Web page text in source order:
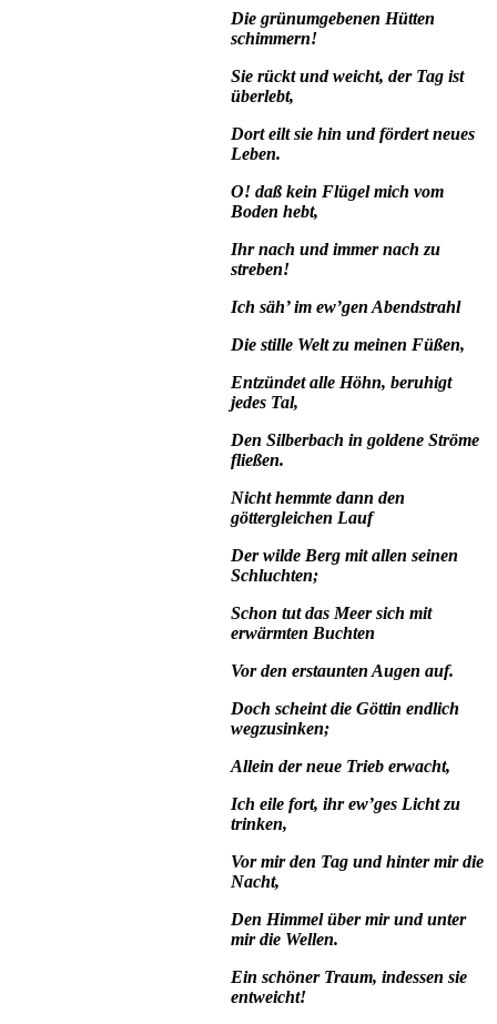
Die grünumgebenen Hütten
schimmern!
Sie rückt und weicht, der Tag ist
überlebt,
Dort eilt sie hin und fördert neues
Leben.
O! daß kein Flügel mich vom
Boden hebt,
Ihr nach und immer nach zu
streben!
Ich säh’ im ew’gen Abendstrahl
Die stille Welt zu meinen Füßen,
Entzündet alle Höhn, beruhigt
jedes Tal,
Den Silberbach in goldene Ströme
fließen.
Nicht hemmte dann den
göttergleichen Lauf
Der wilde Berg mit allen seinen
Schluchten;
Schon tut das Meer sich mit
erwärmten Buchten
Vor den erstaunten Augen auf.
Doch scheint die Göttin endlich
wegzusinken;
Allein der neue Trieb erwacht,
Ich eile fort, ihr ew’ges Licht zu
trinken,
Vor mir den Tag und hinter mir die
Nacht,
Den Himmel über mir und unter
mir die Wellen.
Ein schöner Traum, indessen sie
entweicht!